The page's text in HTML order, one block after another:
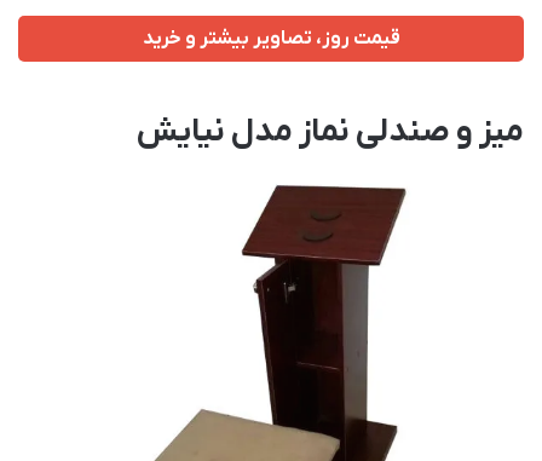
قیمت روز، تصاویر بیشتر و خرید
میز و صندلی نماز مدل نیایش